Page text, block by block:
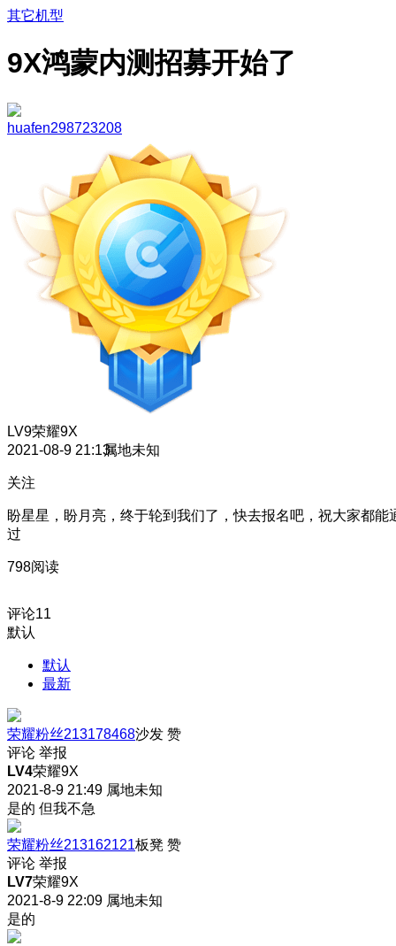
其它机型
9X鸿蒙内测招募开始了
huafen298723208
LV9荣耀9X
2021-08-9 21:13属地未知
关注
盼星星，盼月亮，终于轮到我们了，快去报名吧，祝大家都能
过
798阅读
评论11
默认
默认
最新
荣耀粉丝213178468沙发 赞
评论 举报
LV4荣耀9X
2021-8-9 21:49 属地未知
是的 但我不急
荣耀粉丝213162121板凳 赞
评论 举报
LV7荣耀9X
2021-8-9 22:09 属地未知
是的